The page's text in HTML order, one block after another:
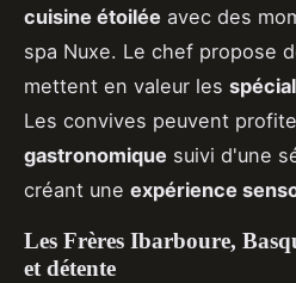
cuisine étoilée avec des
spa Nuxe. Le chef propose
mettent en valeur les
Les convives peuvent
gastronomique suivi d'une
créant une expérience
Les Frères Ibarboure,
et détente